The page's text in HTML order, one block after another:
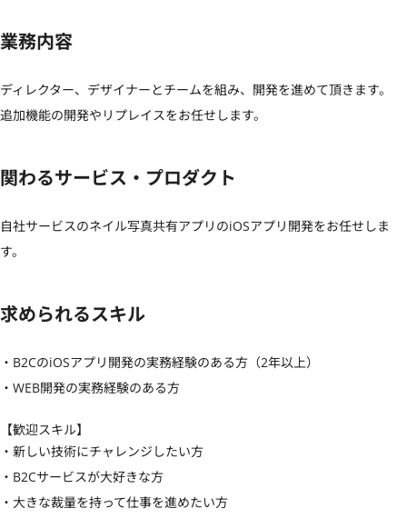
業務内容
ディレクター、デザイナーとチームを組み、開発を進めて頂きます。
追加機能の開発やリプレイスをお任せします。
関わるサービス・プロダクト
自社サービスのネイル写真共有アプリのiOSアプリ開発をお任せしま
す。
求められるスキル
・B2CのiOSアプリ開発の実務経験のある方（2年以上）
・WEB開発の実務経験のある方
【歓迎スキル】
・新しい技術にチャレンジしたい方
・B2Cサービスが大好きな方
・大きな裁量を持って仕事を進めたい方